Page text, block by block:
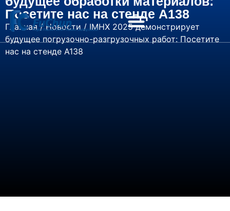
Посетите нас на стенде A138
Главная/Новости/ IMHX 2025 демонстрирует
будущее погрузочно-разгрузочных работ: Посетите
нас на стенде A138